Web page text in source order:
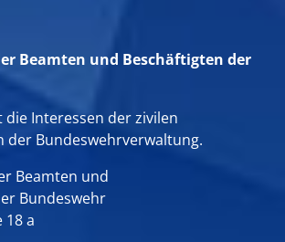
Beamten und Beschäftigten der
die Interessen der zivilen
der Bundeswehrverwaltung.
Beamten und
Bundeswehr
18 a